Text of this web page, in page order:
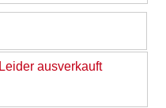
Leider ausverkauft